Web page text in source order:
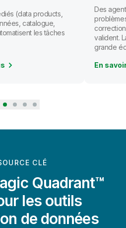
(data products,
catalogue,
les tâches
Des
valident.
grande
En
CLÉ
Quadrant™
les outils
de données